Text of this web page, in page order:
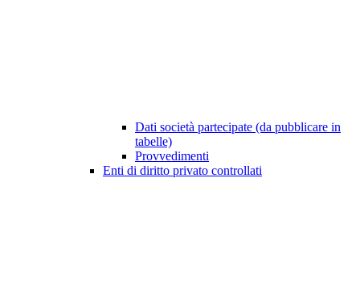
Dati società partecipate (da pubblicare in
tabelle)
Provvedimenti
Enti di diritto privato controllati